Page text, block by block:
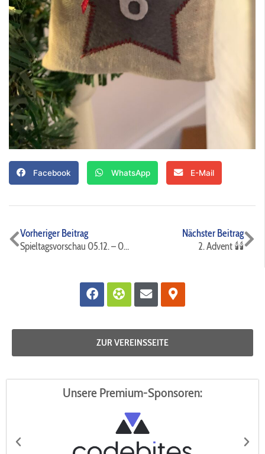
Facebook WhatsApp E-Mail
Zurück
Vorheriger Beitrag
Spieltagsvorschau 05.12. – 09.12.
Nächster Beitrag
2. Advent 🕯️🕯️
Facebook
FutbolEnvelope
Map-
marker-
alt
ZUR VEREINSSEITE
Unsere Premium-Sponsoren: